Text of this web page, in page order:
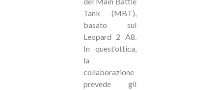
Tank (MBT),
basato sul
Leopard 2 A8.
In quest’ottica,
la
collaborazione
prevede gli